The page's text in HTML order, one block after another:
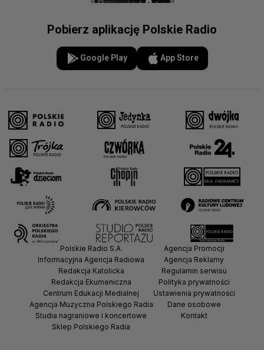
Pobierz aplikację Polskie Radio
Google Play App Store
Polskie Radio S.A.
Informacyjna Agencja Radiowa
Redakcja Katolicka
Redakcja Ekumeniczna
Centrum Edukacji Medialnej
Agencja Muzyczna Polskiego Radia
Studia nagraniowe i koncertowe
Sklep Polskiego Radia
Agencja Promocji
Agencja Reklamy
Regulamin serwisu
Polityka prywatności
Ustawienia prywatności
Dane osobowe
Kontakt